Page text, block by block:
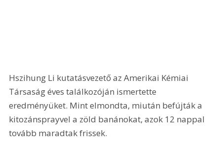
Hszihung Li kutatásvezető az Amerikai Kémiai
Társaság éves találkozóján ismertette
eredményüket. Mint elmondta, miután befújták a
kitozánsprayvel a zöld banánokat, azok 12 nappal
tovább maradtak frissek.